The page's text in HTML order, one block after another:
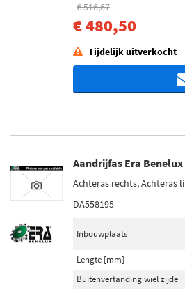
€ 516,67
€ 480,50
Tijdelijk uitverkocht
Aandrijfas Era Benelux
Achteras rechts, Achteras
DA558195
Inbouwplaats
Lengte [mm]
Buitenvertanding wiel zijde